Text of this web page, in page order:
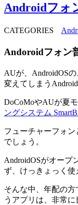
Androidフォ
CATEGORIES
Andoroidフォン
AUが、AndroidOS
変えてしまう
DoCoMoやAUが夏
ングシステム
フューチャーフォ
でしょう。
AndroidOSがオープ
ず、けっきょっく使
そんな中、年配の
うアプリは、非常